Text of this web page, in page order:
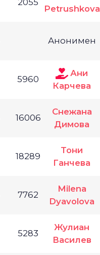
Petrushkova
Анонимен
5960
Ани
Карчева
16006
Снежана
Димова
18289
Тони
Ганчева
7762
Milena
Dyavolova
5283
Жулиан
Василев